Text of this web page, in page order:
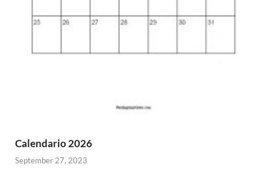
Calendario 2026
September 27, 2023